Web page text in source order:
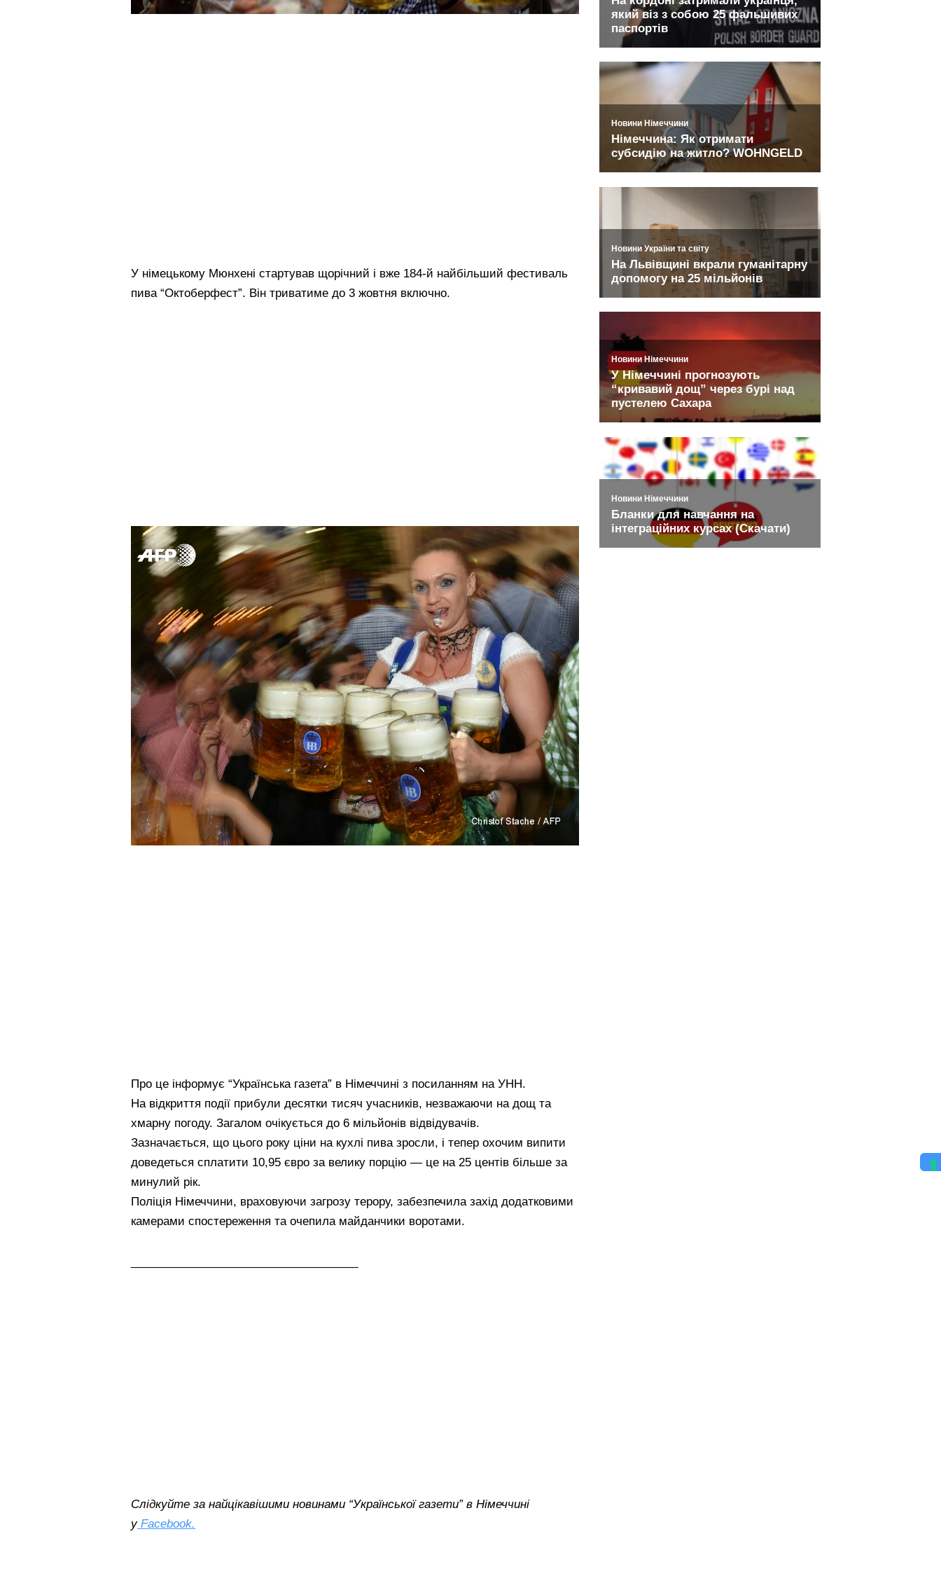
У німецькому Мюнхені стартував щорічний і вже 184-й найбільший фестиваль
пива “Октоберфест”. Він триватиме до 3 жовтня включно.
Про це інформує “Українська газета” в Німеччині з посиланням на УНН.
На відкриття події прибули десятки тисяч учасників, незважаючи на дощ та
хмарну погоду. Загалом очікується до 6 мільйонів відвідувачів.
Зазначається, що цього року ціни на кухлі пива зросли, і тепер охочим випити
доведеться сплатити 10,95 євро за велику порцію — це на 25 центів більше за
минулий рік.
Поліція Німеччини, враховуючи загрозу терору, забезпечила захід додатковими
камерами спостереження та очепила майданчики воротами.
Слідкуйте за найцікавішими новинами “Української газети” в Німеччині
уFacebook.